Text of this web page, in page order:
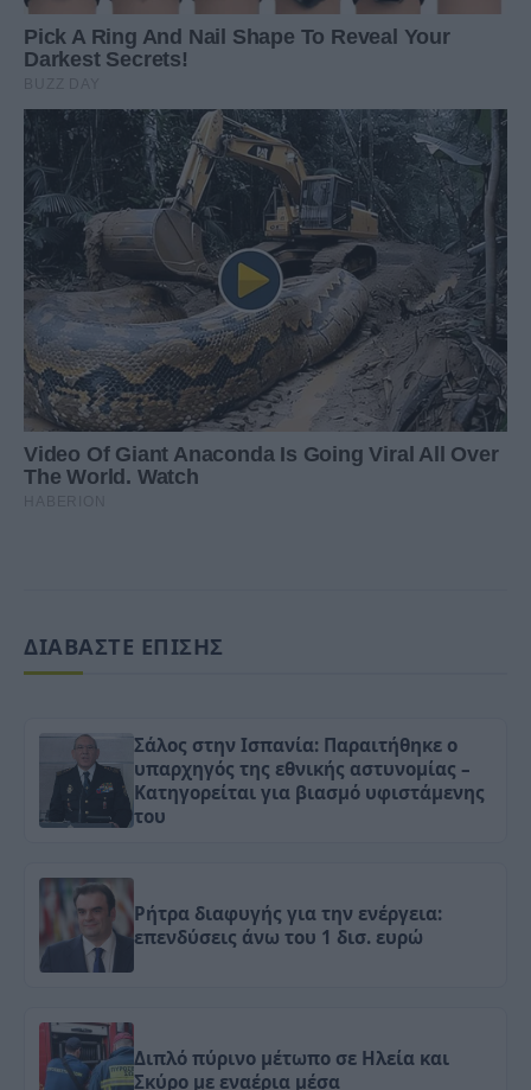
ΔΙΑΒΑΣΤΕ ΕΠΙΣΗΣ
Σάλος στην Ισπανία: Παραιτήθηκε ο
υπαρχηγός της εθνικής αστυνομίας –
Κατηγορείται για βιασμό υφιστάμενης
του
Ρήτρα διαφυγής για την ενέργεια:
επενδύσεις άνω του 1 δισ. ευρώ
Διπλό πύρινο μέτωπο σε Ηλεία και
Σκύρο με εναέρια μέσα